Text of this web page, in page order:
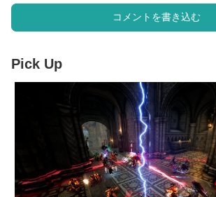
コメントを書き込む
Pick Up